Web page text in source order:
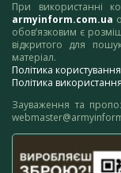
При використанні
armyinform.com.ua
обов’язковим є
відкритого для
матеріал.
Політика
Політика
Зауваження та